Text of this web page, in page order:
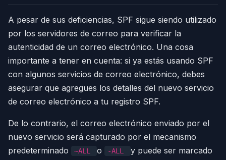
A pesar de sus deficiencias, SPF sigue siendo utilizado
por los servidores de correo para verificar la
autenticidad de un correo electrónico. Una cosa
importante a tener en cuenta: si ya estás usando SPF
con algunos servicios de correo electrónico, debes
asegurar que agregues los detalles del nuevo servicio
de correo electrónico a tu registro SPF.
De lo contrario, el correo electrónico enviado por el
nuevo servicio será capturado por el mecanismo
predeterminado
~ALL o -ALL
y puede ser marcado